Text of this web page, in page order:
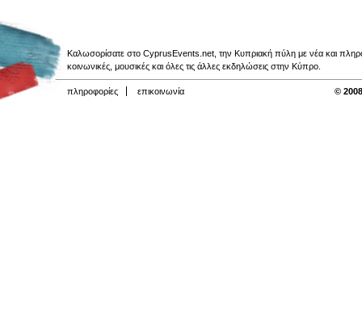
Καλωσορίσατε στο CyprusEvents.net, την Κυπριακή πύλη με νέα και
κοινωνικές, μουσικές και όλες τις άλλες εκδηλώσεις στην Κύπρο.
πληροφορίες επικοινωνία ©